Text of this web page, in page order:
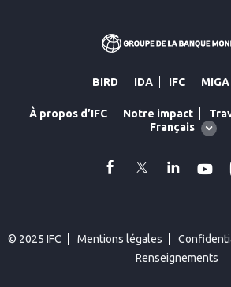
BIRD IDA IFC MIGA
À propos d’IFC Notre impact
Global
Français
facebook
Twitter
© 2025 IFC Mentions légales
Renseignements